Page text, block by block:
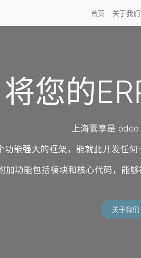
首页 关于我们
将您的
上海寰享是
功能强大的框架，能就此开发任
加功能包括模块和核心代码，能
关于我们